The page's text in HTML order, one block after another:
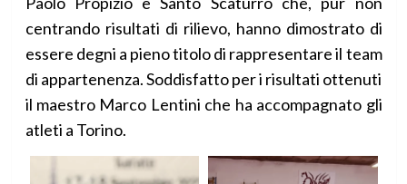
centrando risultati di rilievo, hanno dimostrato di
essere degni a pieno titolo di rappresentare il team
di appartenenza. Soddisfatto per i risultati ottenuti
il maestro Marco Lentini che ha accompagnato gli
atleti a Torino.